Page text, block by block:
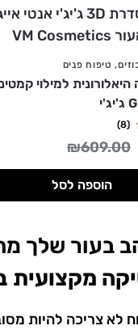
, טיפוח פנים
(8)
₪609.00
הוספה לסל
בעור שלך
מקצועית
לא צריכה להיות